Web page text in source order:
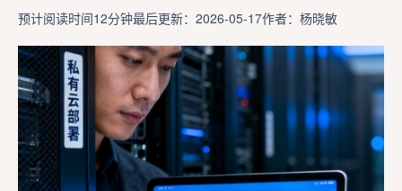
预计阅读时间12分钟最后更新：2026-05-17作者：杨晓敏